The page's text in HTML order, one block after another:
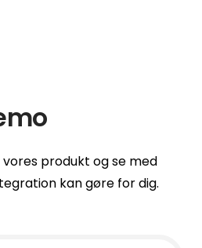
produkt og se med
kan gøre for dig.